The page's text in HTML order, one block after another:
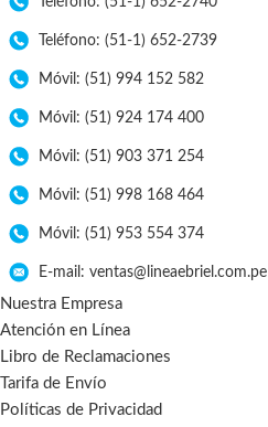
Teléfono: (51-1) 652-2739
Móvil: (51) 994 152 582
Móvil: (51) 924 174 400
Móvil: (51) 903 371 254
Móvil: (51) 998 168 464
Móvil: (51) 953 554 374
E-mail: ventas@lineaebriel.com.pe
Nuestra Empresa
Atención en Línea
Libro de Reclamaciones
Tarifa de Envío
Políticas de Privacidad